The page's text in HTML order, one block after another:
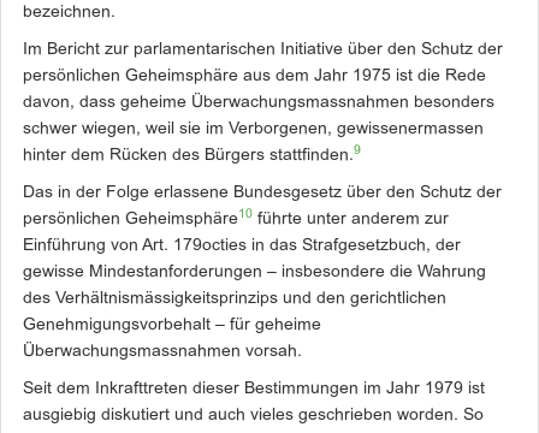
bezeichnen.
Im Bericht zur parlamentarischen Initiative über den Schutz der
persönlichen Geheimsphäre aus dem Jahr 1975 ist die Rede
davon, dass geheime Überwachungsmassnahmen besonders
schwer wiegen, weil sie im Verborgenen, gewissenermassen
hinter dem Rücken des Bürgers ­stattfinden.9
Das in der Folge erlassene ­Bundesgesetz über den Schutz der
persönlichen Geheimsphäre10 führte unter anderem zur
Einführung von Art. 179octies in das ­Strafgesetzbuch, der
gewisse Mindestanforderungen – insbesondere die Wahrung
des Verhältnismässigkeitsprinzips und den gerichtlichen
Genehmigungsvorbehalt – für geheime
Überwachungsmassnahmen vorsah.
Seit dem Inkrafttreten dieser Bestimmungen im Jahr 1979 ist
ausgiebig diskutiert und auch vieles geschrieben worden. So